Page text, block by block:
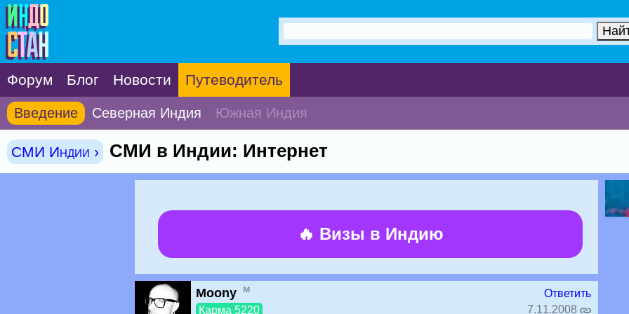
Форум Блог Новости Путеводитель
Введение Северная Индия Южная Индия
СМИ Индии › СМИ в Индии: Интернет
🔥 Визы в Индию
Moony м
Карма 5220
Ответить
7.11.2008